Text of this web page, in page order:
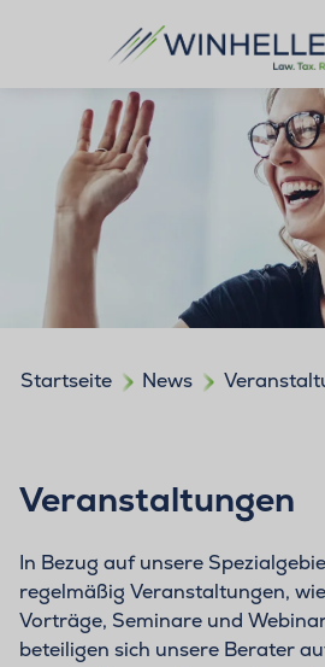
Startseite News
Veranstaltungen
In Bezug auf unsere
regelmäßig Veranstaltungen,
Vorträge, Seminare und
beteiligen sich unsere Berater